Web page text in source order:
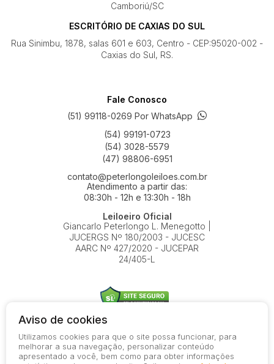
Camboriú/SC
ESCRITÓRIO DE CAXIAS DO SUL
Rua Sinimbu, 1878, salas 601 e 603, Centro - CEP:95020-002 -
Caxias do Sul, RS.
Fale Conosco
(51) 99118-0269 Por WhatsApp
(54) 99191-0723
(54) 3028-5579
(47) 98806-6951
contato@peterlongoleiloes.com.br
Atendimento a partir das:
08:30h - 12h e 13:30h - 18h
Leiloeiro Oficial
Giancarlo Peterlongo L. Menegotto |
JUCERGS Nº 180/2003 - JUCESC
AARC Nº 427/2020 - JUCEPAR
24/405-L
© 2026-present - Todos os direitos reservados
Política de Privacidade
Aviso de cookies
Utilizamos cookies para que o site possa funcionar, para
melhorar a sua navegação, personalizar conteúdo
apresentado a você, bem como para obter informações